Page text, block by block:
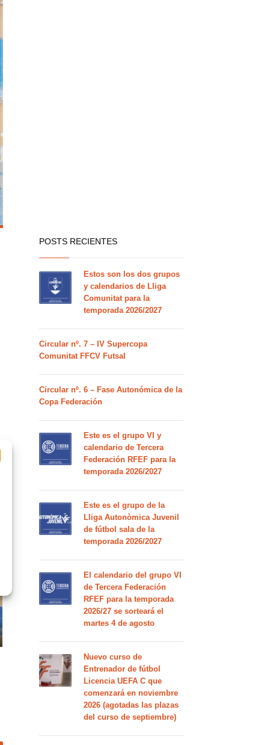
POSTS RECIENTES
Estos son los dos grupos
y calendarios de Lliga
Comunitat para la
temporada 2026/2027
Circular nº. 7 – IV Supercopa
Comunitat FFCV Futsal
Circular nº. 6 – Fase Autonómica de la
Copa Federación
Este es el grupo VI y
calendario de Tercera
Federación RFEF para la
temporada 2026/2027
Este es el grupo de la
Lliga Autonòmica Juvenil
de fútbol sala de la
temporada 2026/2027
El calendario del grupo VI
de Tercera Federación
RFEF para la temporada
2026/27 se sorteará el
martes 4 de agosto
Nuevo curso de
Entrenador de fútbol
Licencia UEFA C que
comenzará en noviembre
2026 (agotadas las plazas
del curso de septiembre)